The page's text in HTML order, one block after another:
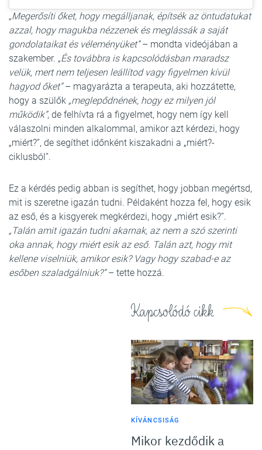
„Megerősíti őket, hogy megálljanak, építsék az öntudatukat
azzal, hogy magukba nézzenek és meglássák a saját
gondolataikat és véleményüket”– mondta videójában a
szakember. „És továbbra is kapcsolódásban maradsz
velük, mert nem teljesen leállítod vagy figyelmen kívül
hagyod őket”– magyarázta a terapeuta, aki hozzátette,
hogy a szülők „meglepődnének, hogy ez milyen jól
működik”, de felhívta rá a figyelmet, hogy nem így kell
válaszolni minden alkalommal, amikor azt kérdezi, hogy
„miért?”, de segíthet időnként kiszakadni a „miért?-
ciklusból”.
Ez a kérdés pedig abban is segíthet, hogy jobban megértsd,
mit is szeretne igazán tudni. Példaként hozza fel, hogy esik
az eső, és a kisgyerek megkérdezi, hogy „miért esik?”.
„Talán amit igazán tudni akarnak, az nem a szó szerinti
oka annak, hogy miért esik az eső. Talán azt, hogy mit
kellene viselniük, amikor esik? Vagy hogy szabad-e az
esőben szaladgálniuk?”– tette hozzá.
Kapcsolódó cikk
KÍVÁNCSISÁG
Mikor kezdődik a